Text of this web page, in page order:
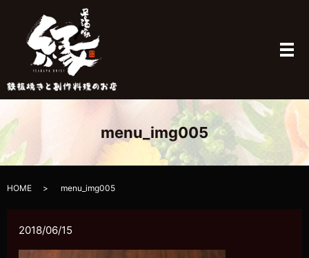
メ
menu_img005
HOME menu_img005
2018/06/15